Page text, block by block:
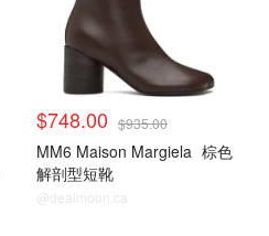
$748.00 $935.00
MM6 Maison Margiela 棕色
解剖型短靴
@dealmoon.ca